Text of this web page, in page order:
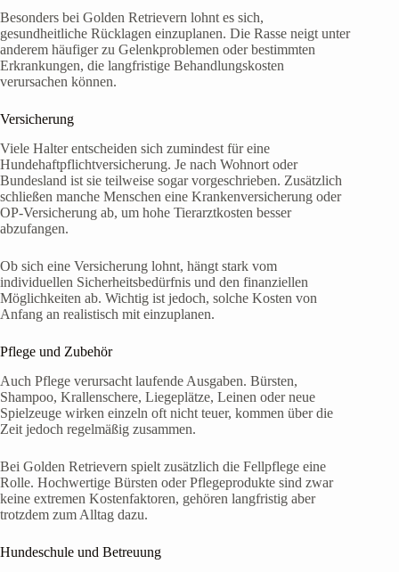
Besonders bei Golden Retrievern lohnt es sich,
gesundheitliche Rücklagen einzuplanen. Die Rasse neigt unter
anderem häufiger zu Gelenkproblemen oder bestimmten
Erkrankungen, die langfristige Behandlungskosten
verursachen können.
Versicherung
Viele Halter entscheiden sich zumindest für eine
Hundehaftpflichtversicherung. Je nach Wohnort oder
Bundesland ist sie teilweise sogar vorgeschrieben. Zusätzlich
schließen manche Menschen eine Krankenversicherung oder
OP-Versicherung ab, um hohe Tierarztkosten besser
abzufangen.
Ob sich eine Versicherung lohnt, hängt stark vom
individuellen Sicherheitsbedürfnis und den finanziellen
Möglichkeiten ab. Wichtig ist jedoch, solche Kosten von
Anfang an realistisch mit einzuplanen.
Pflege und Zubehör
Auch Pflege verursacht laufende Ausgaben. Bürsten,
Shampoo, Krallenschere, Liegeplätze, Leinen oder neue
Spielzeuge wirken einzeln oft nicht teuer, kommen über die
Zeit jedoch regelmäßig zusammen.
Bei Golden Retrievern spielt zusätzlich die Fellpflege eine
Rolle. Hochwertige Bürsten oder Pflegeprodukte sind zwar
keine extremen Kostenfaktoren, gehören langfristig aber
trotzdem zum Alltag dazu.
Hundeschule und Betreuung